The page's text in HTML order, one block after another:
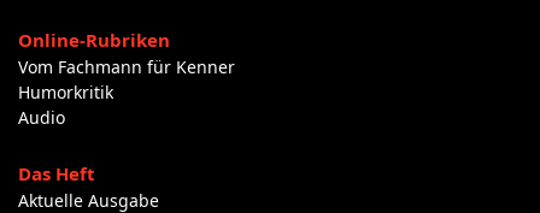
Online-Rubriken
Vom Fachmann für Kenner
Humorkritik
Audio
Das Heft
Aktuelle Ausgabe